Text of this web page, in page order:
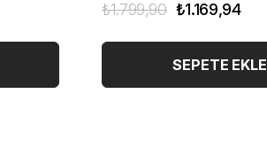
₺1.169,94
₺1.799,90
SEPETE EKLE